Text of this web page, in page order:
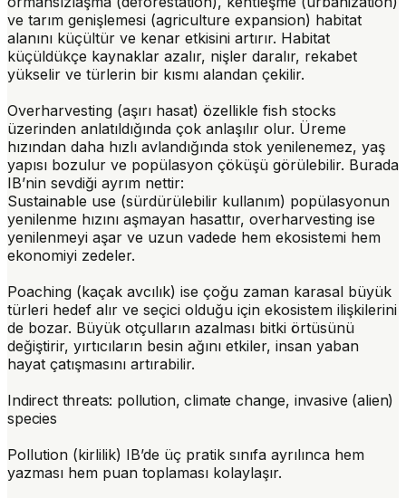
ve tarım genişlemesi (agriculture expansion) habitat
alanını küçültür ve kenar etkisini artırır. Habitat
küçüldükçe kaynaklar azalır, nişler daralır, rekabet
yükselir ve türlerin bir kısmı alandan çekilir.
Overharvesting (aşırı hasat) özellikle fish stocks
üzerinden anlatıldığında çok anlaşılır olur. Üreme
hızından daha hızlı avlandığında stok yenilenemez, yaş
yapısı bozulur ve popülasyon çöküşü görülebilir. Burada
IB’nin sevdiği ayrım nettir:
Sustainable use (sürdürülebilir kullanım) popülasyonun
yenilenme hızını aşmayan hasattır, overharvesting ise
yenilenmeyi aşar ve uzun vadede hem ekosistemi hem
ekonomiyi zedeler.
Poaching (kaçak avcılık) ise çoğu zaman karasal büyük
türleri hedef alır ve seçici olduğu için ekosistem ilişkilerini
de bozar. Büyük otçulların azalması bitki örtüsünü
değiştirir, yırtıcıların besin ağını etkiler, insan yaban
hayat çatışmasını artırabilir.
Indirect threats: pollution, climate change, invasive (alien)
species
Pollution (kirlilik) IB’de üç pratik sınıfa ayrılınca hem
yazması hem puan toplaması kolaylaşır.